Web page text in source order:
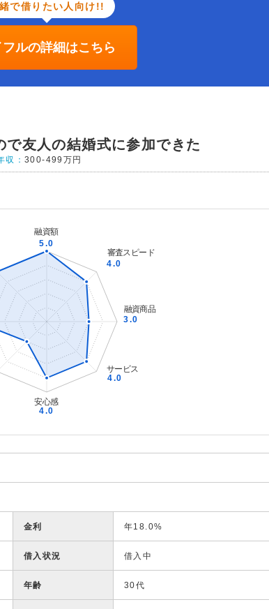
で借りたい人向け!!
フルの詳細はこちら
友人の結婚式に参加できた
収：300-499万円
金利 年18.0%
借入状況 借入中
年齢 30代